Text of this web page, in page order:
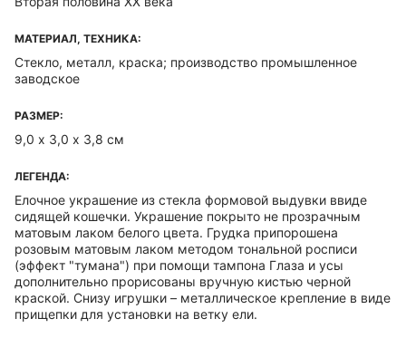
МАТЕРИАЛ, ТЕХНИКА:
Стекло, металл, краска; производство промышленное
заводское
РАЗМЕР:
9,0 х 3,0 х 3,8 см
ЛЕГЕНДА:
Елочное украшение из стекла формовой выдувки ввиде
сидящей кошечки. Украшение покрыто не прозрачным
матовым лаком белого цвета. Грудка припорошена
розовым матовым лаком методом тональной росписи
(эффект "тумана") при помощи тампона Глаза и усы
дополнительно прорисованы вручную кистью черной
краской. Снизу игрушки – металлическое крепление в виде
прищепки для установки на ветку ели.